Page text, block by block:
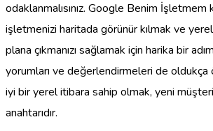
odaklanmalısınız. Google Benim İşletmem
işletmenizi haritada görünür kılmak ve
plana çıkmanızı sağlamak için harika bir
yorumları ve değerlendirmeleri de oldukça
iyi bir yerel itibara sahip olmak, yeni
anahtarıdır.